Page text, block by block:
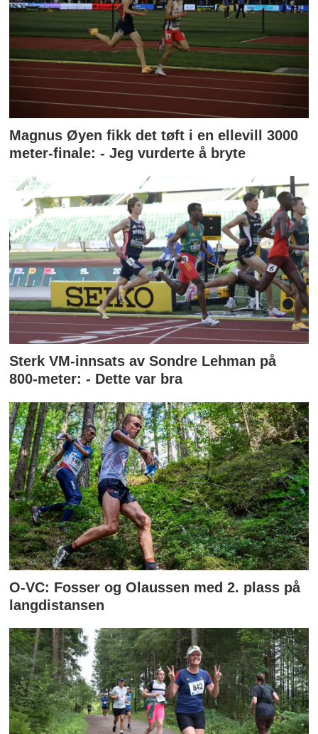
Magnus Øyen fikk det tøft i en ellevill 3000
meter-finale: - Jeg vurderte å bryte
Sterk VM-innsats av Sondre Lehman på
800-meter: - Dette var bra
O-VC: Fosser og Olaussen med 2. plass på
langdistansen